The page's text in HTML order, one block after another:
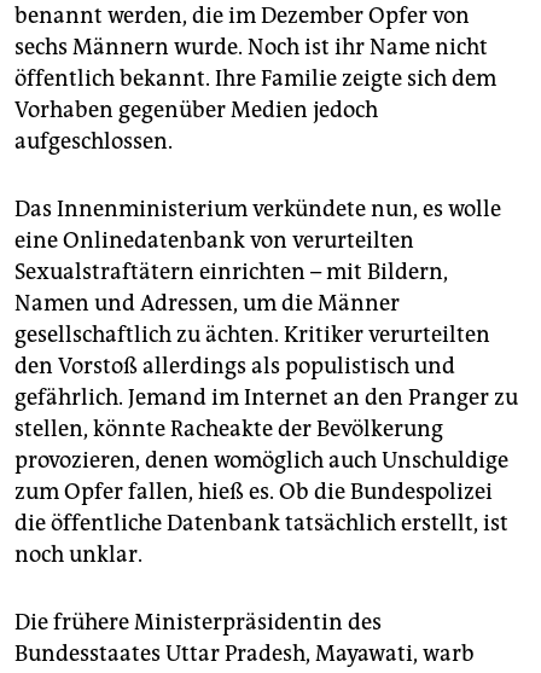
benannt werden, die im Dezember Opfer von
sechs Männern wurde. Noch ist ihr Name nicht
öffentlich bekannt. Ihre Familie zeigte sich dem
Vorhaben gegenüber Medien jedoch
aufgeschlossen.
Das Innenministerium verkündete nun, es wolle
eine Onlinedatenbank von verurteilten
Sexualstraftätern einrichten – mit Bildern,
Namen und Adressen, um die Männer
gesellschaftlich zu ächten. Kritiker verurteilten
den Vorstoß allerdings als populistisch und
gefährlich. Jemand im Internet an den Pranger zu
stellen, könnte Racheakte der Bevölkerung
provozieren, denen womöglich auch Unschuldige
zum Opfer fallen, hieß es. Ob die Bundespolizei
die öffentliche Datenbank tatsächlich erstellt, ist
noch unklar.
Die frühere Ministerpräsidentin des
Bundesstaates Uttar Pradesh, Mayawati, warb